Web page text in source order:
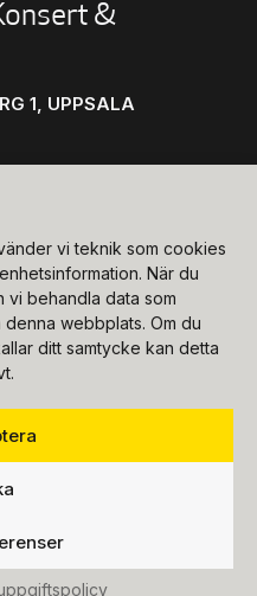
vi teknik som cookies
När du
vi behandla data som
webbplats. Om du
ditt samtycke kan detta
&
1, UPPSALA